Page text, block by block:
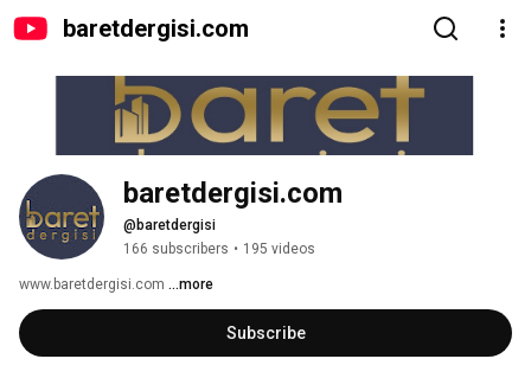
baretdergisi.com
baretdergisi.com
@baretdergisi
166 subscribers • 195 videos
www.baretdergisi.com ...more
Subscribe